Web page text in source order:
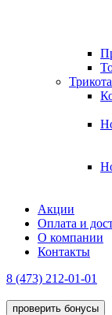
Акции
Оплата и
О компании
Контакты
8 (473) 212-01-01
проверить бонусы